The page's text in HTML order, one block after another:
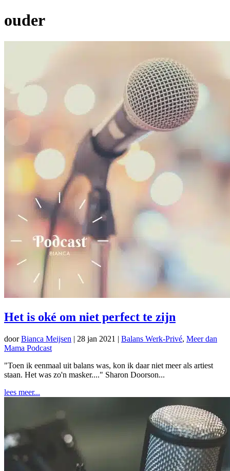
ouder
Het is oké om niet perfect te zijn
doorBianca Meijsen | 28 jan 2021 | Balans Werk-Privé, Meer dan
Mama Podcast
"Toen ik eenmaal uit balans was, kon ik daar niet meer als artiest
staan. Het was zo'n masker...." Sharon Doorson...
lees meer...